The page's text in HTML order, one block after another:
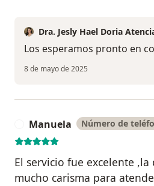
Dra. Jesly Hael Doria
Los esperamos pronto en
8 de mayo de 2025
Manuela Número de
El servicio fue excelente
mucho carisma para